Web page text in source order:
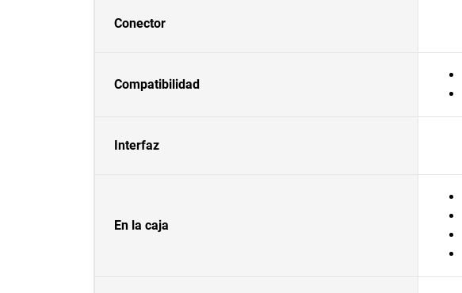
Conector
Compatibilidad
Interfaz
En la caja